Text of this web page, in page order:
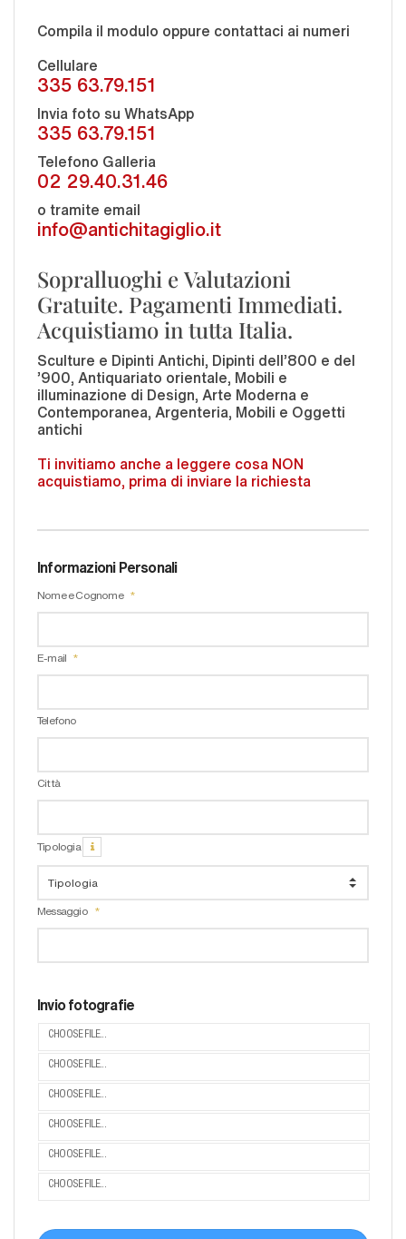
Compila il modulo oppure contattaci ai numeri
Cellulare
335 63.79.151
Invia foto su WhatsApp
335 63.79.151
Telefono Galleria
02 29.40.31.46
o tramite email
info@antichitagiglio.it
Sopralluoghi e Valutazioni
Gratuite. Pagamenti Immediati.
Acquistiamo in tutta Italia.
Sculture e Dipinti Antichi, Dipinti dell'800 e del
'900, Antiquariato orientale, Mobili e
illuminazione di Design, Arte Moderna e
Contemporanea, Argenteria, Mobili e Oggetti
antichi
Ti invitiamo anche a leggere cosa NON
acquistiamo, prima di inviare la richiesta
Informazioni Personali
Nome e Cognome
E-mail
Telefono
Città
Tipologia
Messaggio
Invio fotografie
CHOOSE FILE...
CHOOSE FILE...
CHOOSE FILE...
CHOOSE FILE...
CHOOSE FILE...
CHOOSE FILE...